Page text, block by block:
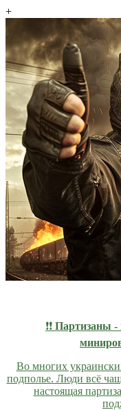
+
❗❗ Партизаны -
Во многих
подполье. Люди всё
настоящая